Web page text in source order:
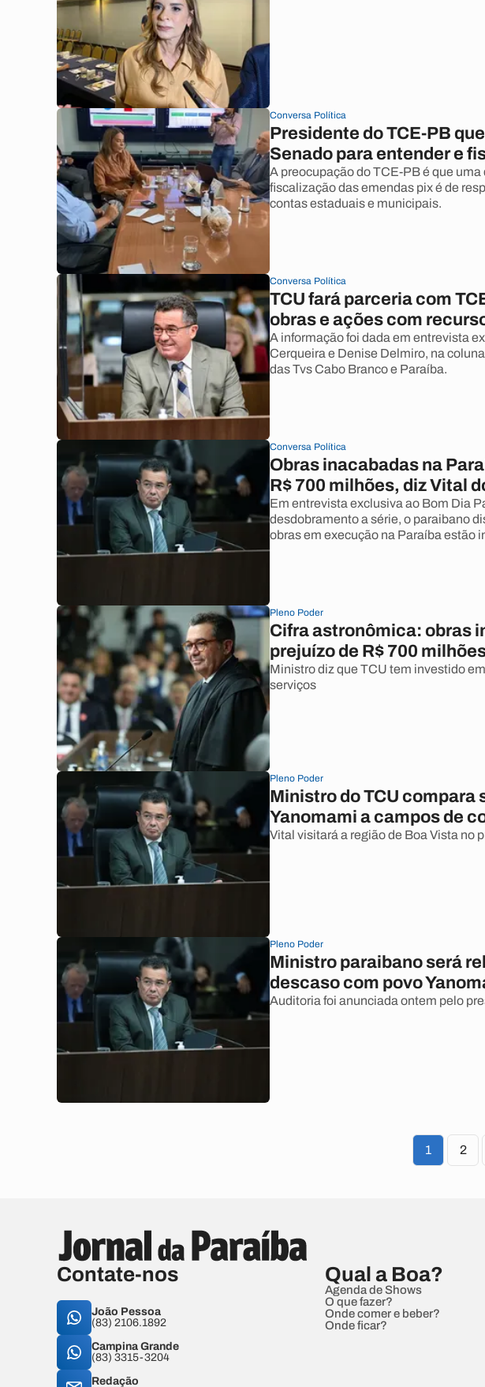
Conversa Política
Presidente do TCE-PB
Senado para entender e
A preocupação do TCE-PB é que
fiscalização das emendas pix é de
contas estaduais e municipais.
Conversa Política
TCU fará parceria com
obras e ações com
A informação foi dada em entrevista
Cerqueira e Denise Delmiro, na
das Tvs Cabo Branco e Paraíba.
Conversa Política
Obras inacabadas na
R$ 700 milhões, diz Vital
Em entrevista exclusiva ao Bom Dia
desdobramento a série, o paraibano
obras em execução na Paraíba estão
Pleno Poder
Cifra astronômica: obras
prejuízo de R$ 700
Ministro diz que TCU tem investido
serviços
Pleno Poder
Ministro do TCU compara
Yanomami a campos de
Vital visitará a região de Boa Vista no
Pleno Poder
Ministro paraibano será
descaso com povo
Auditoria foi anunciada ontem pelo
1 2
Contate-nos
João Pessoa
(83) 2106.1892
Campina Grande
(83) 3315-3204
Redação
Qual a Boa?
Agenda de Shows
O que fazer?
Onde comer e beber?
Onde ficar?